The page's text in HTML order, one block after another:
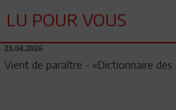
LU POUR VOUS
23.04.2026
Vient de paraître - «Dictionnaire des ...